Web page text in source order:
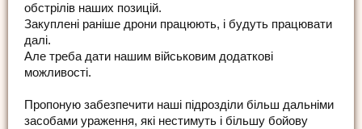
обстрілів наших позицій.
Закуплені раніше дрони працюють, і будуть працювати
далі.
Але треба дати нашим військовим додаткові
можливості.
Пропоную забезпечити наші підрозділи більш дальніми
засобами ураження, які нестимуть і більшу бойову